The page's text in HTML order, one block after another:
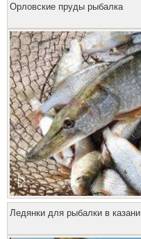
Орловские пруды рыбалка
Ледянки для рыбалки в казани